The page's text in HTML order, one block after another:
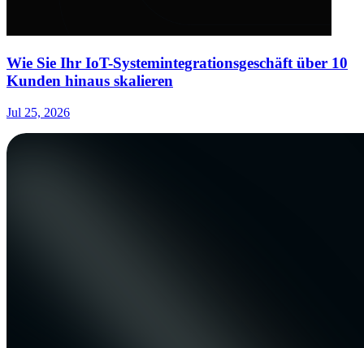
Wie Sie Ihr IoT-Systemintegrationsgeschäft über 10
Kunden hinaus skalieren
Jul 25, 2026